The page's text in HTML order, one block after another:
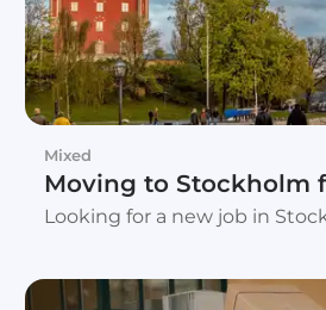
Mixed
Moving to Stockholm
Looking for a new job in